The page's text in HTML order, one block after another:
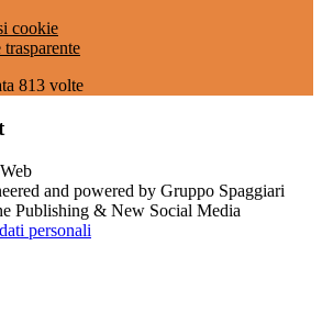
cookie
813 volte
and powered by Gruppo Spaggiari
Publishing & New Social Media
personali